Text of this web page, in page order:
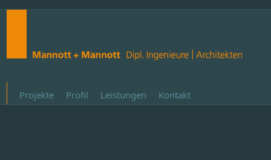
Projekte Profil Leistungen Kontakt